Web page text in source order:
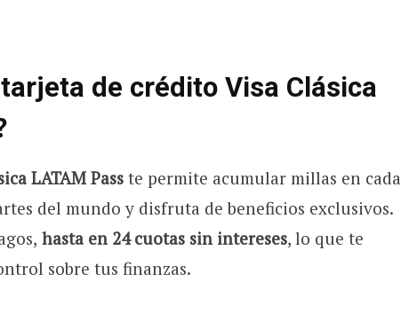
de crédito Visa Clásica
LATAM Passte permite acumular millas en cada
del mundo y disfruta de beneficios exclusivos.
hasta en 24 cuotas sin intereses, lo que te
sobre tus finanzas.